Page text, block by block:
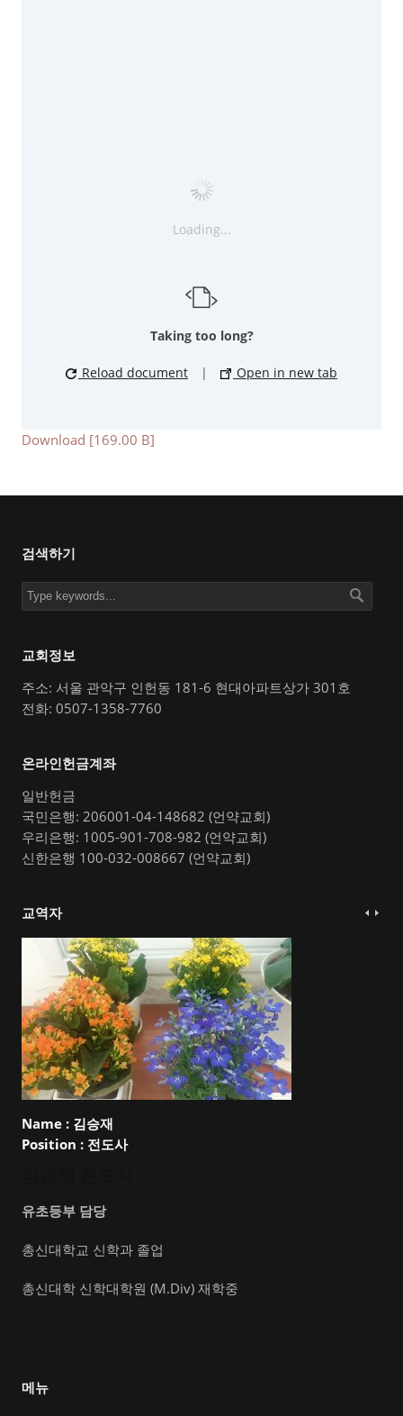
Loading...
Taking too long?
Reload document | Open in new tab
Download [169.00 B]
검색하기
교회정보
주소: 서울 관악구 인헌동 181-6 현대아파트상가 301호
전화: 0507-1358-7760
온라인헌금계좌
일반헌금
국민은행: 206001-04-148682 (언약교회)
우리은행: 1005-901-708-982 (언약교회)
신한은행 100-032-008667 (언약교회)
교역자
Name : 김승재
Position : 전도사
유초등부 담당
총신대학교 신학과 졸업
총신대학 신학대학원 (M.Div) 재학중
메뉴